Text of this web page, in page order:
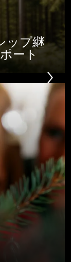
ップ継
ート